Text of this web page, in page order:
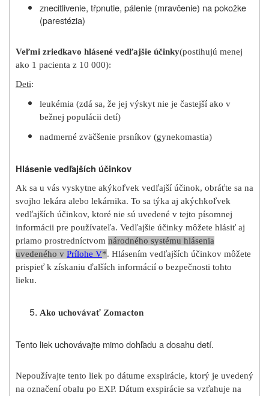
znecitlivenie, tŕpnutie, pálenie (mravčenie) na pokožke
(parestézia)
Veľmi zriedkavo hlásené vedľajšie účinky(postihujú menej
ako 1 pacienta z 10 000):
Deti:
leukémia (zdá sa, že jej výskyt nie je častejší ako v
bežnej populácii detí)
nadmerné zväčšenie prsníkov (gynekomastia)
Hlásenie vedľajších účinkov
Ak sa u vás vyskytne akýkoľvek vedľajší účinok, obráťte sa na
svojho lekára alebo lekárnika. To sa týka aj akýchkoľvek
vedľajších účinkov, ktoré nie sú uvedené v tejto písomnej
informácii pre používateľa. Vedľajšie účinky môžete hlásiť aj
priamo prostredníctvom národného systému hlásenia
uvedeného v Prílohe V*. Hlásením vedľajších účinkov môžete
prispieť k získaniu ďalších informácií o bezpečnosti tohto
lieku.
Ako uchovávať Zomacton
Tento liek uchovávajte mimo dohľadu a dosahu detí.
Nepoužívajte tento liek po dátume exspirácie, ktorý je uvedený
na označení obalu po EXP. Dátum exspirácie sa vzťahuje na